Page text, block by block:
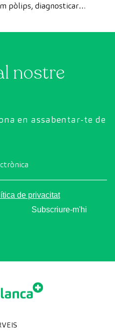
pòlips, diagnosticar
nostre
en assabentar-te de
de privacitat
Subscriure-m'hi